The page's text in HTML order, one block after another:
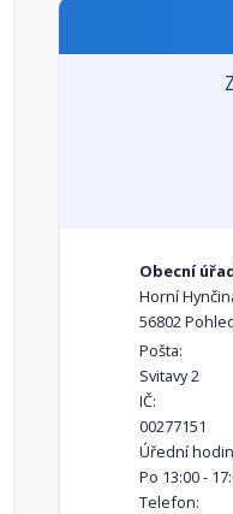
Obecní
Horní
56802
Pošta:
Svitavy 2
IČ:
00277151
Úřední
Po 13:00 -
Telefon: